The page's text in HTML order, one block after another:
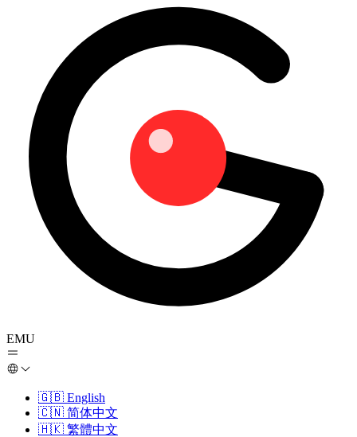
EMU
🇬🇧 English
🇨🇳 简体中文
🇭🇰 繁體中文